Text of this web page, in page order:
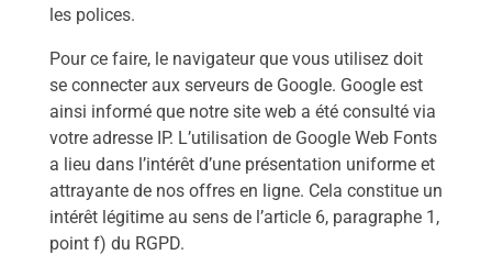
les polices.
Pour ce faire, le navigateur que vous utilisez doit
se connecter aux serveurs de Google. Google est
ainsi informé que notre site web a été consulté via
votre adresse IP. L’utilisation de Google Web Fonts
a lieu dans l’intérêt d’une présentation uniforme et
attrayante de nos offres en ligne. Cela constitue un
intérêt légitime au sens de l’article 6, paragraphe 1,
point f) du RGPD.